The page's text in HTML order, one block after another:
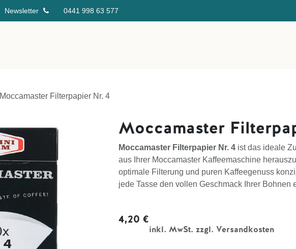
Newsletter 0441 998 ​63 577 Gratis
Moccamaster Filterpapier Nr. 4
Moccamaster
Moccamaster Filterpapier Nr. 4ist das ideale
aus Ihrer Moccamaster Kaffeemaschine
optimale Filterung und puren Kaffeegenuss
jede Tasse den vollen Geschmack Ihrer Bohnen
4,20 €
inkl. MwSt. zzgl. Versandkosten